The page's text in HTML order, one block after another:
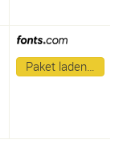
Paket laden…